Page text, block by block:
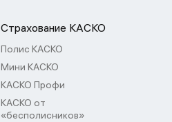
Страхование КАСКО
Полис КАСКО
Мини КАСКО
КАСКО Профи
КАСКО от
«бесполисников»